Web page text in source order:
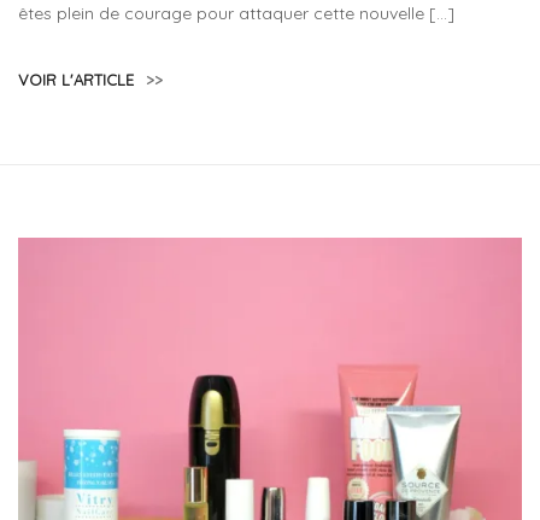
êtes plein de courage pour attaquer cette nouvelle […]
VOIR L'ARTICLE >>